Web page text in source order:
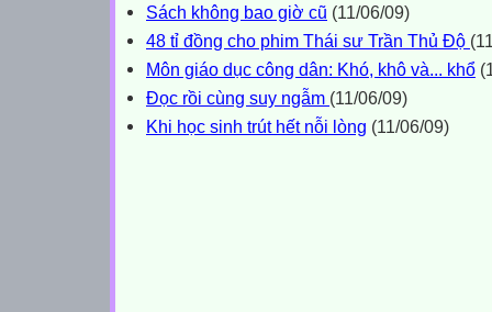
Sách không bao giờ cũ (11/06/09)
48 tỉ đồng cho phim Thái sư Trần Thủ Độ
Môn giáo dục công dân: Khó, khô và... khổ
Đọc rồi cùng suy ngẫm (11/06/09)
Khi học sinh trút hết nỗi lòng (11/06/09)